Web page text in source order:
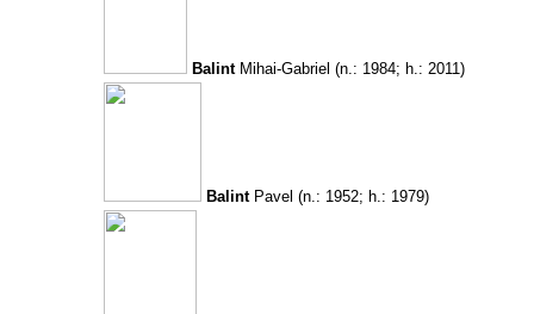
BalintMihai-Gabriel (n.: 1984; h.: 2011)
BalintPavel (n.: 1952; h.: 1979)